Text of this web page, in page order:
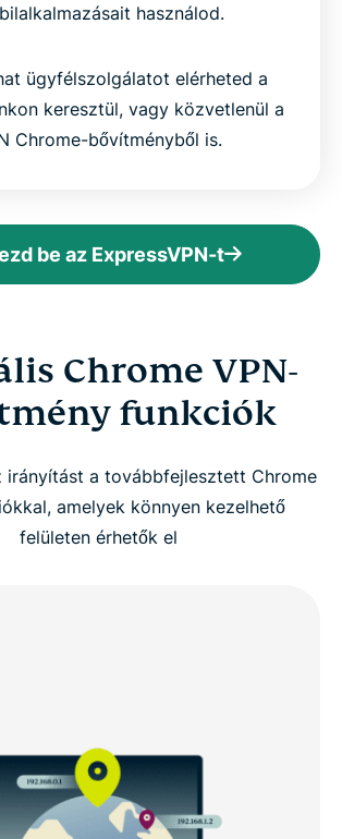
használod.
ügyfélszolgálatot elérheted a
keresztül, vagy közvetlenül a
Chrome-bővítményből is.
be az ExpressVPN-t
Chrome VPN-
funkciók
irányítást a továbbfejlesztett Chrome
amelyek könnyen kezelhető
felületen érhetők el